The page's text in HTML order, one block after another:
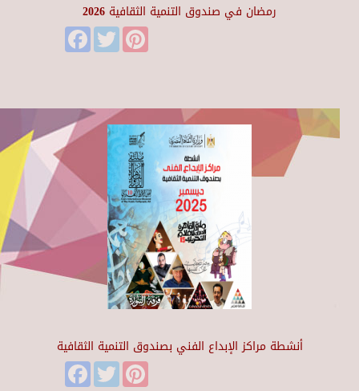
رمضان في صندوق التنمية الثقافية 2026
FacebookTwitter
أنشطة مراكز الإبداع الفني بصندوق التنمية الثقافية
FacebookTwitter